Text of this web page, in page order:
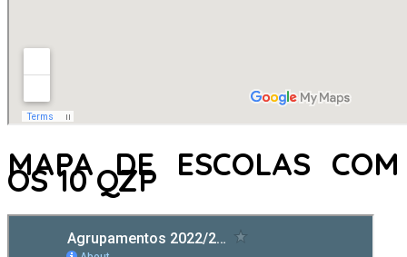
MAPA DE ESCOLAS COM
OS 10 QZP